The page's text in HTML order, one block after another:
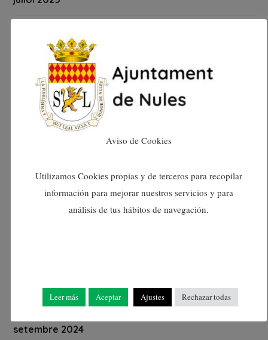
maig 2025
abril 2025
març 2025
gener 2025
octubre 2024
setembre 2024
Aviso de Cookies
Utilizamos Cookies propias y de terceros para recopilar
información para mejorar nuestros servicios y para
análisis de tus hábitos de navegación.
Leer más Aceptar Ajustes Rechazar todas